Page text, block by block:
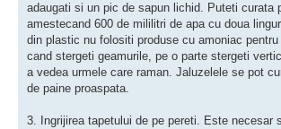
adaugati si un pic de sapun lichid. Puteti curata
amestecand 600 de mililitri de apa cu doua
din plastic nu folositi produse cu amoniac
cand stergeti geamurile, pe o parte stergeti
a vedea urmele care raman. Jaluzelele se pot
de paine proaspata.
3. Ingrijirea tapetului de pe pereti. Este necesar